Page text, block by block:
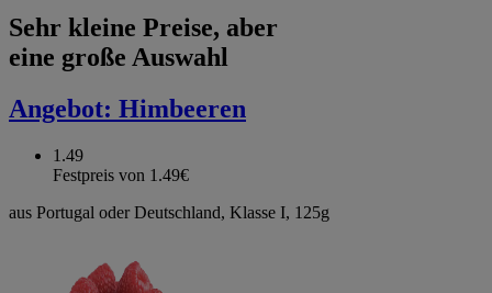
Sehr kleine Preise, aber
eine große Auswahl
Angebot: Himbeeren
1.49
Festpreis von 1.49€
aus Portugal oder Deutschland, Klasse I, 125g